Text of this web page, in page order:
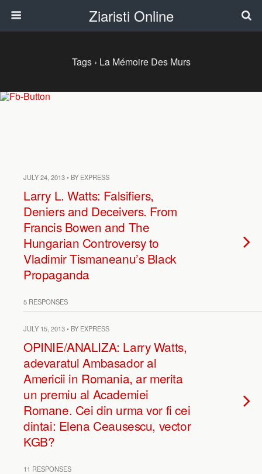
Ziaristi Online
Tags › La Mémoire Des Murs
JULY 24, 2013 • BY EXPRESS
Larry L. Watts: Falsifiers,
Deniers and Deceivers. From
Francis Bowen and The
Hungarian Controversy to
Vladimir Tismaneanu’s Black
Propaganda
5 RESPONSES
JULY 15, 2013 • BY EXPRESS
OPINIE/ANALIZA: Larry Watts,
adevaratul Ambasador al
Americii in Romania, ar merita
un premiu al Academiei
Romane. Cei din urma vor fi cei
dintai: Elena Ceausescu, vector
KGB?
11 RESPONSES